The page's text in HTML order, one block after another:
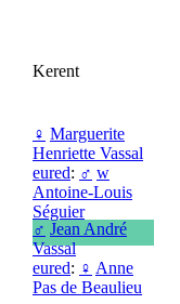
Kerent
♀ Marguerite
Henriette Vassal
eured: ♂ w
Antoine-Louis
Séguier
♂ Jean André
Vassal
eured: ♀ Anne
Pas de Beaulieu